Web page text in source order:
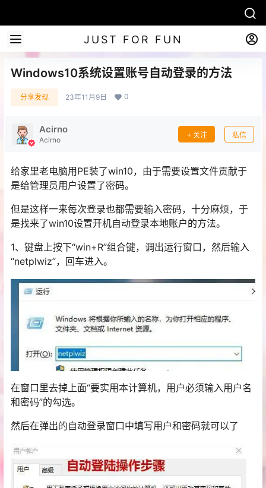
JUST FOR FUN
Windows10系统设置账号自动登录的方法
分享发现 23年11月9日 0
Acirno
Acirno
关注 私信
给家里老电脑用PE装了win10，由于需要设置文件贡献于
是给管理员用户设置了密码。
但是这样一来每次登录也都需要输入密码，十分麻烦，于
是找来了win10设置开机自动登录本地账户的方法。
1、键盘上按下“win+R”组合键，调出运行窗口，然后输入
“netplwiz”，回车进入。
在窗口里去掉上面“要实用本计算机，用户必须输入用户名
和密码”的勾选。
然后在弹出的自动登录窗口中填写用户和密码就可以了